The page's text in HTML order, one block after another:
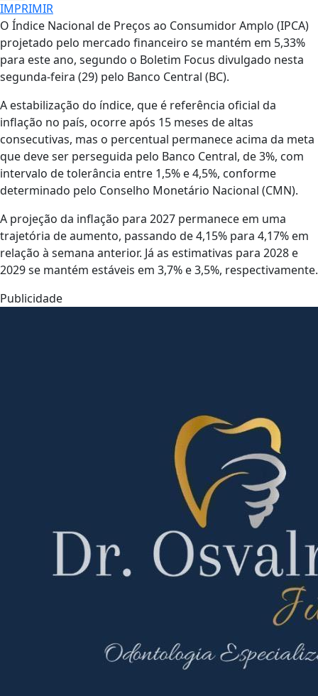
IMPRIMIR
O Índice Nacional de Preços ao Consumidor Amplo (IPCA)
projetado pelo mercado financeiro se mantém em 5,33%
para este ano, segundo o Boletim Focus divulgado nesta
segunda-feira (29) pelo Banco Central (BC).
A estabilização do índice, que é referência oficial da
inflação no país, ocorre após 15 meses de altas
consecutivas, mas o percentual permanece acima da meta
que deve ser perseguida pelo Banco Central, de 3%, com
intervalo de tolerância entre 1,5% e 4,5%, conforme
determinado pelo Conselho Monetário Nacional (CMN).
A projeção da inflação para 2027 permanece em uma
trajetória de aumento, passando de 4,15% para 4,17% em
relação à semana anterior. Já as estimativas para 2028 e
2029 se mantém estáveis em 3,7% e 3,5%, respectivamente.
Publicidade